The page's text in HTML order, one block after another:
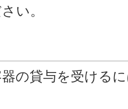
い。
の貸与を受ける